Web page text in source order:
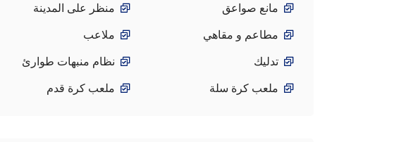
مانع صواعق
منظر على المدينة
مطاعم و مقاهي
ملاعب
تدليك
نظام منبهات طوارئ
ملعب كرة سلة
ملعب كرة قدم